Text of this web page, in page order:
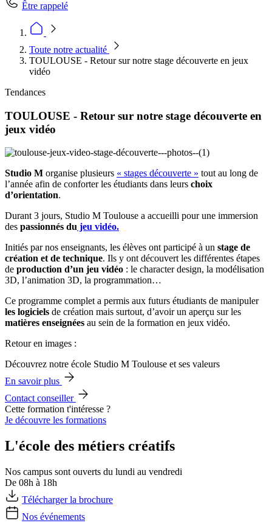
Être rappelé
Toute notre actualité
TOULOUSE - Retour sur notre stage découverte en jeux
vidéo
Tendances
TOULOUSE - Retour sur notre stage découverte en
jeux vidéo
Studio M organise plusieurs « stages découverte » tout au long de
l’année afin de conforter les étudiants dans leurs choix
d’orientation.
Durant 3 jours, Studio M Toulouse a accueilli pour une immersion
des passionnés du jeu vidéo.
Initiés par nos enseignants, les élèves ont participé à un stage de
création et de technique. Ils y ont découvert les différentes étapes
de production d’un jeu vidéo : le character design, la modélisation
3D, l’animation 3D, la programmation…
Ce programme complet a permis aux futurs étudiants de manipuler
les logiciels de création mais surtout, d’avoir un aperçu sur les
matières enseignées au sein de la formation en jeux vidéo.
Retour en images :
Découvrez notre école Studio M Toulouse et ses valeurs
En savoir plus
Contact conseiller
Cette formation t'intéresse ?
Je découvre les formations
L'école des métiers créatifs
Nos campus sont ouverts du lundi au vendredi
De 08h à 18h
Télécharger la brochure
Nos événements